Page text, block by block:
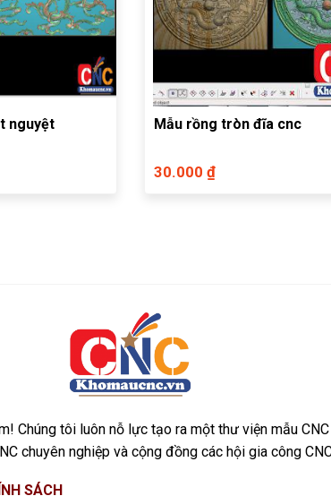
nguyệt Mẫu rồng tròn đĩa cnc
30.000 ₫
Chúng tôi luôn nỗ lực tạo ra một thư viện mẫu
chuyên nghiệp và cộng đồng các hội gia công
SÁCH